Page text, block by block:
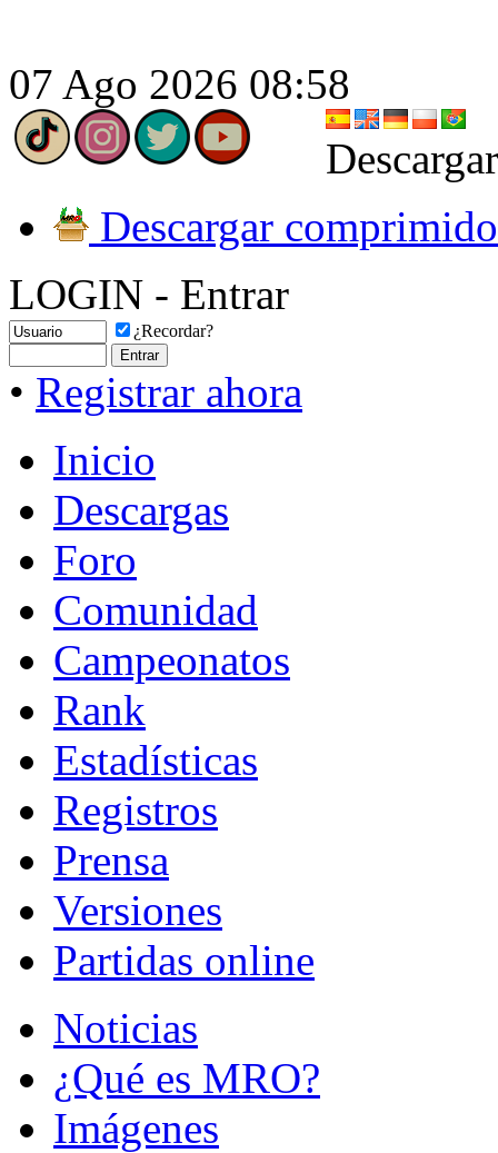
07 Ago 2026 08:58
Descargar
LOGIN - Entrar
¿Recordar?
• Registrar ahora
Inicio
Descargas
Foro
Comunidad
Campeonatos
Rank
Estadísticas
Registros
Prensa
Versiones
Partidas online
Noticias
¿Qué es MRO?
Imágenes